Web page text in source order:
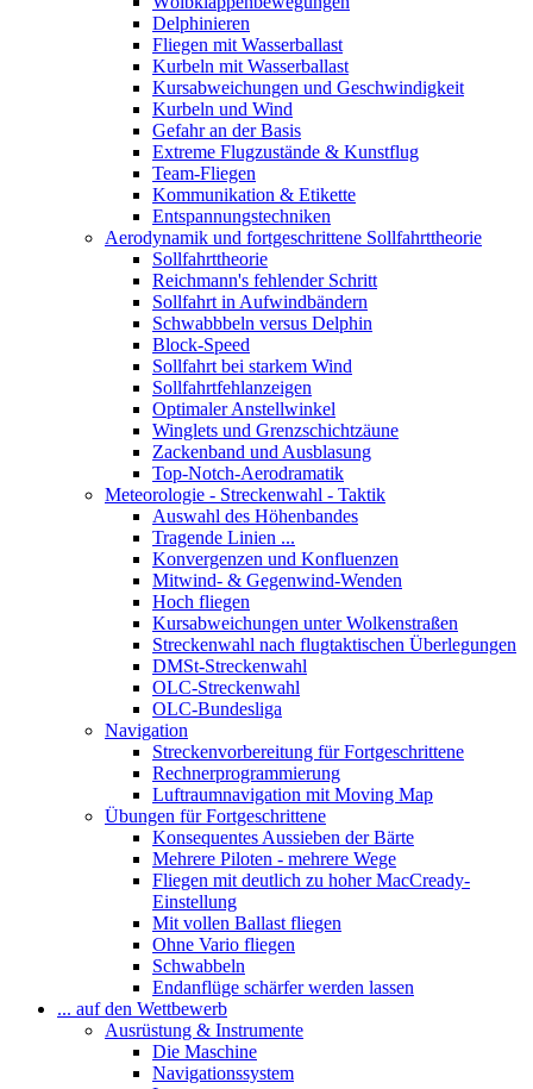
Delphinieren
Fliegen mit Wasserballast
Kurbeln mit Wasserballast
Kursabweichungen und Geschwindigkeit
Kurbeln und Wind
Gefahr an der Basis
Extreme Flugzustände & Kunstflug
Team-Fliegen
Kommunikation & Etikette
Entspannungstechniken
Aerodynamik und fortgeschrittene Sollfahrttheorie
Sollfahrttheorie
Reichmann's fehlender Schritt
Sollfahrt in Aufwindbändern
Schwabbbeln versus Delphin
Block-Speed
Sollfahrt bei starkem Wind
Sollfahrtfehlanzeigen
Optimaler Anstellwinkel
Winglets und Grenzschichtzäune
Zackenband und Ausblasung
Top-Notch-Aerodramatik
Meteorologie - Streckenwahl - Taktik
Auswahl des Höhenbandes
Tragende Linien ...
Konvergenzen und Konfluenzen
Mitwind- & Gegenwind-Wenden
Hoch fliegen
Kursabweichungen unter Wolkenstraßen
Streckenwahl nach flugtaktischen Überlegungen
DMSt-Streckenwahl
OLC-Streckenwahl
OLC-Bundesliga
Navigation
Streckenvorbereitung für Fortgeschrittene
Rechnerprogrammierung
Luftraumnavigation mit Moving Map
Übungen für Fortgeschrittene
Konsequentes Aussieben der Bärte
Mehrere Piloten - mehrere Wege
Fliegen mit deutlich zu hoher MacCready-
Einstellung
Mit vollen Ballast fliegen
Ohne Vario fliegen
Schwabbeln
Endanflüge schärfer werden lassen
... auf den Wettbewerb
Ausrüstung & Instrumente
Die Maschine
Navigationssystem